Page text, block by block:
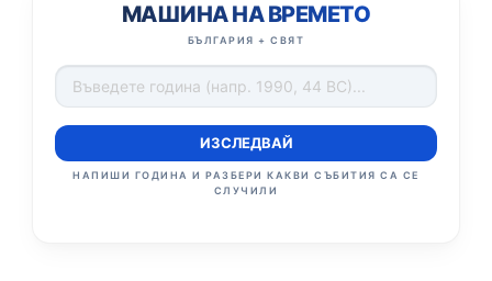
МАШИНА НА ВРЕМЕТО
БЪЛГАРИЯ + СВЯТ
ИЗСЛЕДВАЙ
НАПИШИ ГОДИНА И РАЗБЕРИ КАКВИ СЪБИТИЯ СА СЕ
СЛУЧИЛИ